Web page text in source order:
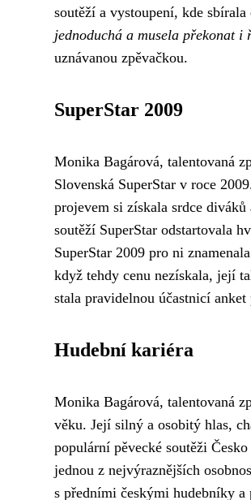
soutěží a vystoupení, kde
jednoduchá a musela překonat i
uznávanou zpěvačkou.
SuperStar 2009
Monika Bagárová, talentovaná
Slovenská SuperStar v roce
projevem si získala srdce
soutěží SuperStar odstartovala
SuperStar 2009 pro ni
když tehdy cenu nezískala, její
stala pravidelnou účastnicí
Hudební kariéra
Monika Bagárová, talentovaná
věku. Její silný a osobitý hlas,
populární pěvecké soutěži
jednou z nejvýraznějších
s předními českými hudebníky